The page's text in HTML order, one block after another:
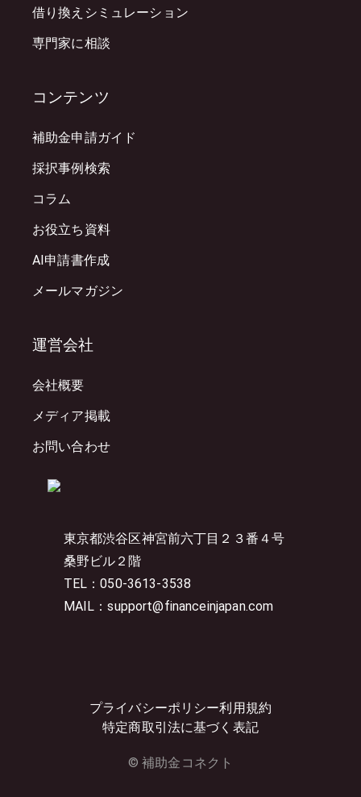
東京都渋谷区神宮前六丁目２３番４号
桑野ビル２階
TEL：050-3613-3538
MAIL：support@financeinjapan.com
プライバシーポリシー利用規約
特定商取引法に基づく表記
© 補助金コネクト
借り換えシミュレーション
専門家に相談
コンテンツ
補助金申請ガイド
採択事例検索
コラム
お役立ち資料
AI申請書作成
メールマガジン
運営会社
会社概要
メディア掲載
お問い合わせ